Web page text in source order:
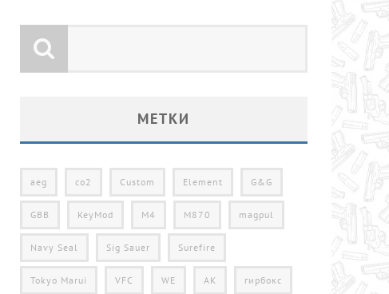
МЕТКИ
aeg co2 Custom Element G&G
GBB KeyMod M4 M870 magpul
Navy Seal Sig Sauer Surefire
Tokyo Marui VFC WE АК гирбокс